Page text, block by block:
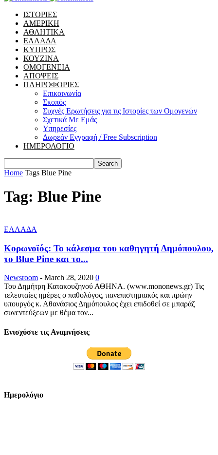
ΙΣΤΟΡΙΕΣ
ΑΜΕΡΙΚΗ
ΑΘΛΗΤΙΚΑ
ΕΛΛΑΔΑ
ΚΥΠΡΟΣ
ΚΟΥΖΙΝΑ
ΟΜΟΓΕΝΕΙΑ
ΑΠΟΨΕΙΣ
ΠΛΗΡΟΦΟΡΙΕΣ
Επικοινωνία
Σκοπός
Συχνές Ερωτήσεις για τις Ιστορίες των Ομογενών
Σχετικά Με Εμάς
Υπηρεσίες
Δωρεάν Εγγραφή / Free Subscription
ΗΜΕΡΟΛΟΓΙΟ
Home Tags Blue Pine
Tag: Blue Pine
ΕΛΛΑΔΑ
Κορωνοϊός: To κάλεσμα του καθηγητή Δημόπουλου,
το Blue Pine και το...
Newsroom - March 28, 2020 0
Του Δημήτρη Κατακουζηνού ΑΘΗΝΑ. (www.mononews.gr) Τις
τελευταίες ημέρες ο παθολόγος, πανεπιστημιακός και πρώην
υπουργός κ. Αθανάσιος Δημόπουλος έχει επιδοθεί σε μπαράζ
συνεντεύξεων με θέμα τον...
Ενισχύστε τις Αναμνήσεις
Ημερολόγιο